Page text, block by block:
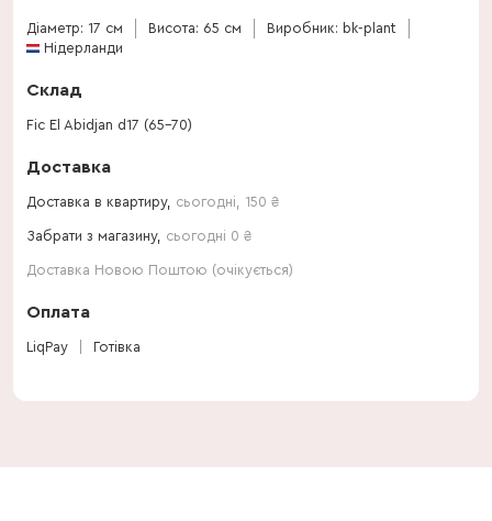
Діаметр: 17 см Висота: 65 см
Виробник: bk-plant
Нідерланди
Склад
Fic El Abidjan d17 (65-70)
Доставка
Доставка в квартиру, сьогодні 150 ₴
Забрати з магазину, сьогодні 0 ₴
Доставка Новою Поштою (очікується)
Оплата
LiqPay Готівка